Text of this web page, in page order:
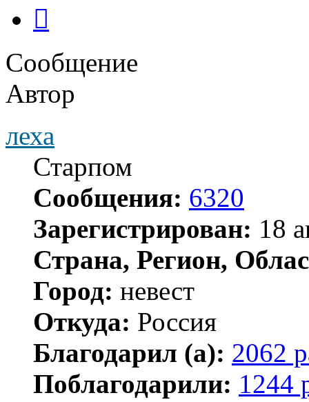
Сообщение
Автор
леха
Старпом
Сообщения: 6320
Зарегистрирован: 18
Страна, Регион,
Город: невест
Откуда: Россия
Благодарил (а): 2062
Поблагодарили: 1244